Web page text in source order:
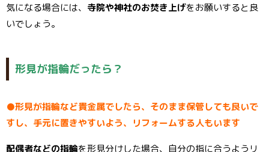
気になる場合には、 寺院や神社のお焚き上げをお願いすると良
いでしょう。
形見が指輪だったら？
●形見が指輪など貴金属でしたら、そのまま保管しても良いで
すし、手元に置きやすいよう、リフォームする人もいます
配偶者などの指輪を形見分けした場合、自分の指に合うようリ